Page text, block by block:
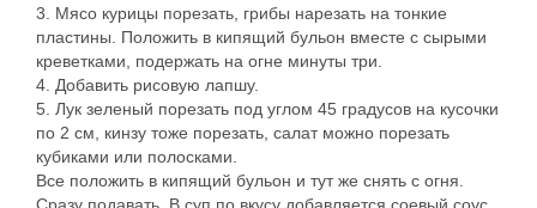
3. Мясо курицы порезать, грибы нарезать на тонкие
пластины. Положить в кипящий бульон вместе с сырыми
креветками, подержать на огне минуты три.
4. Добавить рисовую лапшу.
5. Лук зеленый порезать под углом 45 градусов на кусочки
по 2 см, кинзу тоже порезать, салат можно порезать
кубиками или полосками.
Все положить в кипящий бульон и тут же снять с огня.